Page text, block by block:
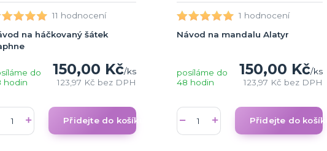
11 hodnocení
na háčkovaný šátek
150,00 Kč/ks
123,97 Kč bez DPH
do
hodin
Přidejte do košíku
1 hodnocení
Návod na mandalu Alatyr
150,00 Kč/ks
123,97 Kč bez DPH
posíláme do
48 hodin
Přidejte do košíku